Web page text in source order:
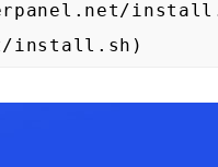
install.sh)